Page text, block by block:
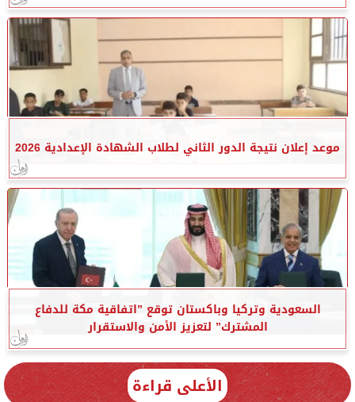
موعد إعلان نتيجة الدور الثاني لطلاب الشهادة الإعدادية 2026
السعودية وتركيا وباكستان توقع ”اتفاقية مكة للدفاع
المشترك” لتعزيز الأمن والاستقرار
الأعلى قراءة